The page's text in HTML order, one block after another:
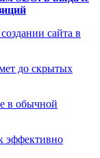
сайта в
до скрытых
в обычной
эффективно